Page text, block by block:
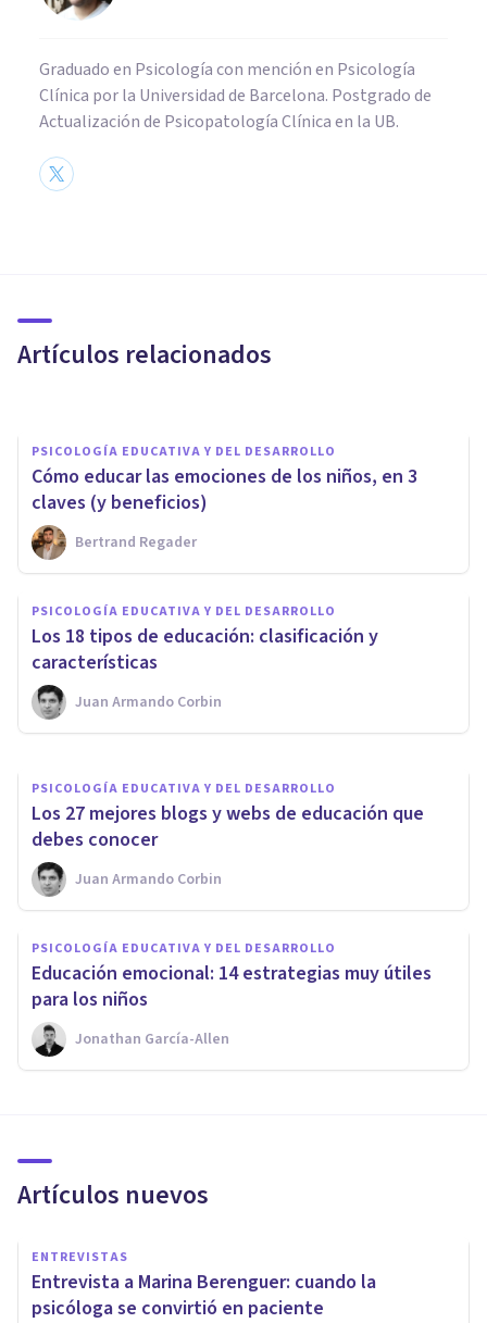
Graduado en Psicología con mención en Psicología
Clínica por la Universidad de Barcelona. Postgrado de
Actualización de Psicopatología Clínica en la UB.
Artículos relacionados
y escuela
PSICOLOGÍA EDUCATIVA Y DEL DESARROLLO
Cómo educar las emociones de los niños, en 3
claves (y beneficios)
Bertrand Regader
PSICOLOGÍA EDUCATIVA Y DEL DESARROLLO
​Los 18 tipos de educación: clasificación y
características
Juan Armando Corbin
PSICOLOGÍA EDUCATIVA Y DEL DESARROLLO
Aprendizaje dialógico:
principios, precedentes y
beneficios
Isabel Rovira Salvador
PSICOLOGÍA EDUCATIVA Y DEL DESARROLLO
Los 27 mejores blogs y webs de educación que
debes conocer
Juan Armando Corbin
PSICOLOGÍA EDUCATIVA Y DEL DESARROLLO
​Educación emocional: 14 estrategias muy útiles
para los niños
Jonathan García-Allen
Artículos nuevos
ENTREVISTAS
Entrevista a Marina Berenguer: cuando la
psicóloga se convirtió en paciente